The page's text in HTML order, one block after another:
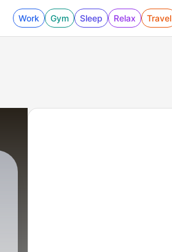
Work Gym Sleep Relax Travel